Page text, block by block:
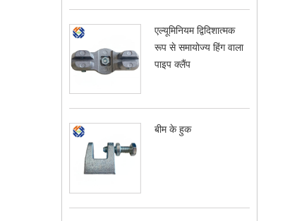
एल्यूमिनियम द्विदिशात्मक
रूप से समायोज्य हिंग वाला
पाइप क्लैंप
बीम के हुक